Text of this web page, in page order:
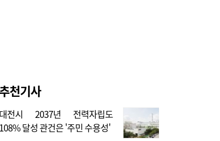
추천기사
대전시 2037년 전력자립도
108% 달성 관건은 '주민 수용성'